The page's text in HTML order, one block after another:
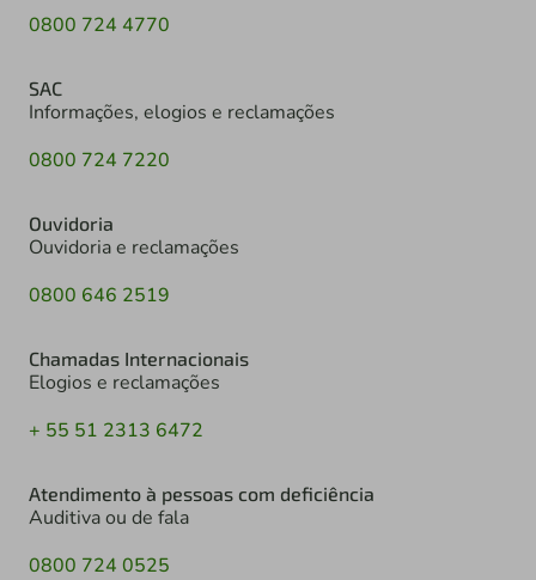
0800 724 4770
SAC
Informações, elogios e reclamações
0800 724 7220
Ouvidoria
Ouvidoria e reclamações
0800 646 2519
Chamadas Internacionais
Elogios e reclamações
+ 55 51 2313 6472
Atendimento à pessoas com deficiência
Auditiva ou de fala
0800 724 0525